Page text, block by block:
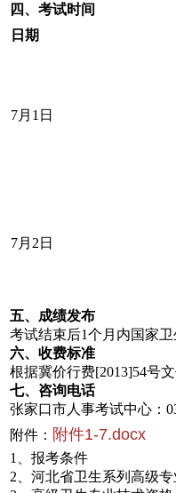
四、考试时间
日期
7月1日
7月2日
五、成绩发布
考试结束后1个月内国家
六、收费标准
根据冀价行费[2013]54号
七、咨询电话
张家口市人事考试中心：
附件： 附件1-7.docx
1、报考条件
2、河北省卫生系列高级